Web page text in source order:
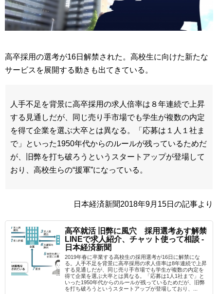
高卒採用の選考が16日解禁された。高校生に向けた新たな
サービスを展開する動きも出てきている。
人手不足を背景に高卒採用の求人倍率は８年連続で上昇
する見通しだが、同じ売り手市場でも学生が複数の内定
を得て企業を選ぶ大卒とは異なる。「応募は１人１社ま
で」といった1950年代からのルールが残っているためだ
が、旧弊を打ち破ろうというスタートアップが登場して
おり、高校生らの“援軍”になっている。
日本経済新聞2018年9月15日の記事より
高卒就活 旧弊に風穴 採用選考あす解禁
LINEで求人紹介、チャット使って相談 -
日本経済新聞
2019年春に卒業する高校生の採用選考が16日に解禁にな
る。人手不足を背景に高卒採用の求人倍率は8年連続で上昇
する見通しだが、同じ売り手市場でも学生が複数の内定を
得て企業を選ぶ大卒とは異なる。「応募は1人1社まで」と
いった1950年代からのルールが残っているためだが、旧弊
を打ち破ろうというスタートアップが登場しており、...